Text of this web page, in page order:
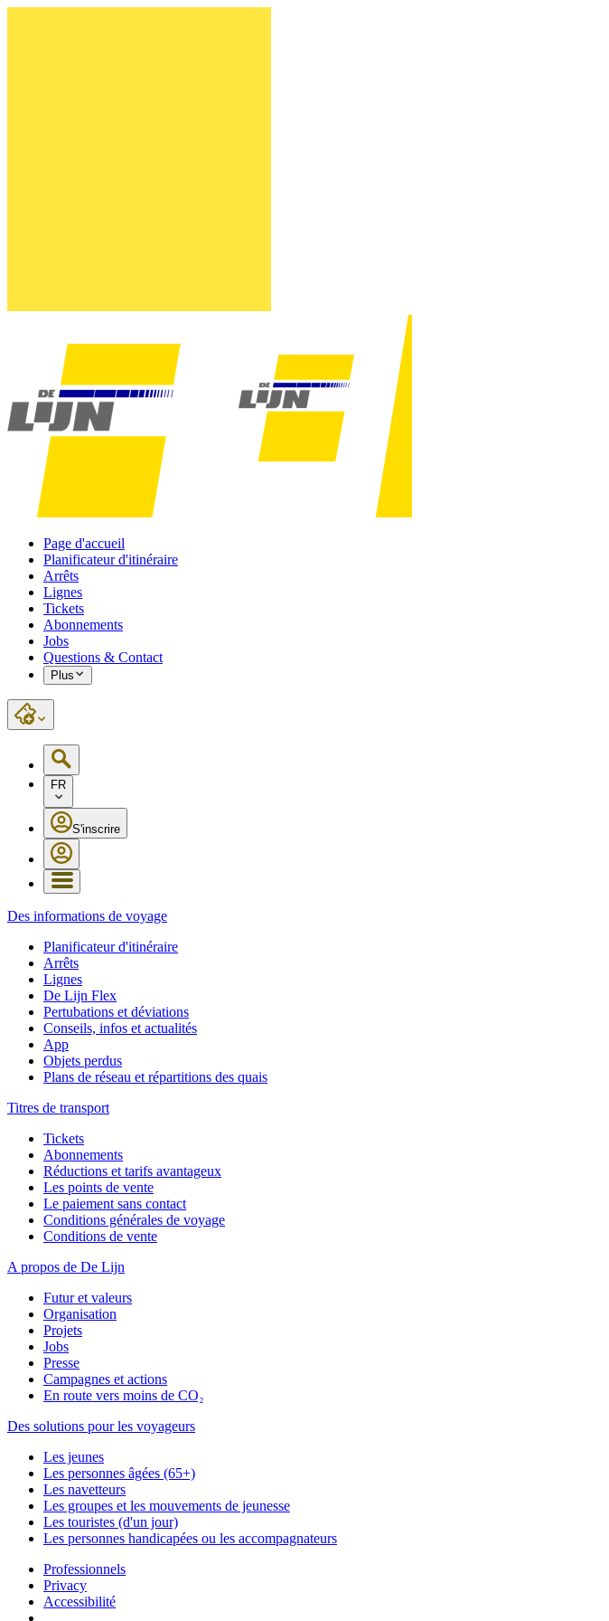
Page d'accueil
Planificateur d'itinéraire
Arrêts
Lignes
Tickets
Abonnements
Jobs
Questions & Contact
Plus
FR
S'inscrire
Des informations de voyage
Planificateur d'itinéraire
Arrêts
Lignes
De Lijn Flex
Pertubations et déviations
Conseils, infos et actualités
App
Objets perdus
Plans de réseau et répartitions des quais
Titres de transport
Tickets
Abonnements
Réductions et tarifs avantageux
Les points de vente
Le paiement sans contact
Conditions générales de voyage
Conditions de vente
A propos de De Lijn
Futur et valeurs
Organisation
Projets
Jobs
Presse
Campagnes et actions
En route vers moins de CO₂
Des solutions pour les voyageurs
Les jeunes
Les personnes âgées (65+)
Les navetteurs
Les groupes et les mouvements de jeunesse
Les touristes (d'un jour)
Les personnes handicapées ou les accompagnateurs
Professionnels
Privacy
Accessibilité